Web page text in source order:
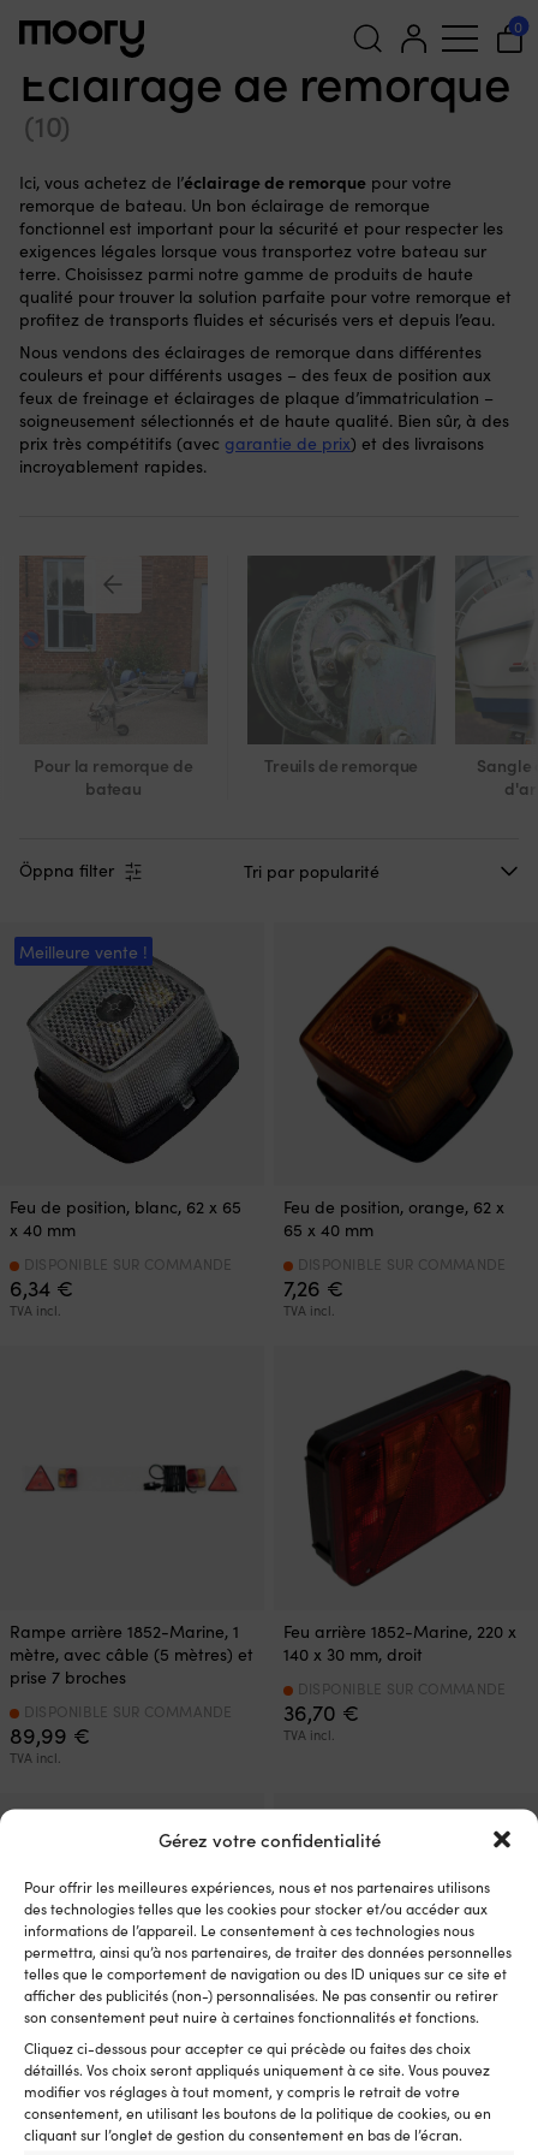
Gérez votre confidentialité
Pour offrir les meilleures expériences, nous et nos partenaires utilisons
des technologies telles que les cookies pour stocker et/ou accéder aux
informations de l’appareil. Le consentement à ces technologies nous
permettra, ainsi qu’à nos partenaires, de traiter des données personnelles
telles que le comportement de navigation ou des ID uniques sur ce site et
afficher des publicités (non-) personnalisées. Ne pas consentir ou retirer
son consentement peut nuire à certaines fonctionnalités et fonctions.
Cliquez ci-dessous pour accepter ce qui précède ou faites des choix
détaillés. Vos choix seront appliqués uniquement à ce site. Vous pouvez
modifier vos réglages à tout moment, y compris le retrait de votre
consentement, en utilisant les boutons de la politique de cookies, ou en
cliquant sur l’onglet de gestion du consentement en bas de l’écran.
Recherche
pour :
0
bateau-Éclairage de remorque
Éclairage de remorque
(10)
Ici, vous achetez de l’éclairage de remorque pour votre
remorque de bateau. Un bon éclairage de remorque
fonctionnel est important pour la sécurité et pour respecter les
exigences légales lorsque vous transportez votre bateau sur
terre. Choisissez parmi notre gamme de produits de haute
qualité pour trouver la solution parfaite pour votre remorque et
profitez de transports fluides et sécurisés vers et depuis l’eau.
Nous vendons des éclairages de remorque dans différentes
couleurs et pour différents usages – des feux de position aux
feux de freinage et éclairages de plaque d’immatriculation –
soigneusement sélectionnés et de haute qualité. Bien sûr, à des
prix très compétitifs (avec garantie de prix) et des livraisons
incroyablement rapides.
Pour la remorque de
bateau
Treuils de remorque
Sangle
Öppna filter
Meilleure vente !
Feu de position, blanc, 62 x 65
x 40 mm
6,34 €
TVA incl.
DISPONIBLE SUR COMMANDE
Feu de position, orange, 62 x
65 x 40 mm
7,26 €
TVA incl.
DISPONIBLE SUR COMMANDE
Rampe arrière 1852-Marine, 1
mètre, avec câble (5 mètres) et
prise 7 broches
89,99 €
TVA incl.
DISPONIBLE SUR COMMANDE
Feu arrière 1852-Marine, 220 x
140 x 30 mm, droit
36,70 €
TVA incl.
DISPONIBLE SUR COMMANDE
Feu arrière 1852-Marine, 220 x
140 x 30 mm, gauche, avec
éclairage de plaque
d’immatriculation
Feu arrière 1852-Marine, droit /
gauche
DISPONIBLE SUR COMMANDE